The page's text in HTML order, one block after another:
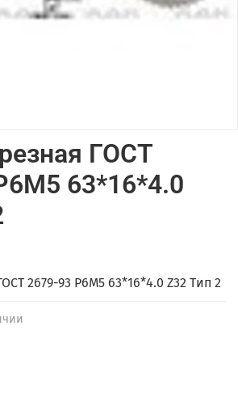
ГОСТ
63*16*4.0
2679-93 Р6М5 63*16*4.0 Z32 Тип 2